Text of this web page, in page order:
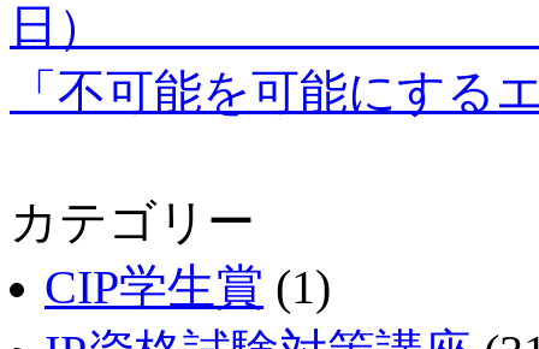
「不可能を可能にする
カテゴリー
CIP学生賞 (1)